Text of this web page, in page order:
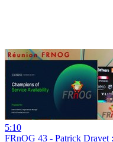
5:10
FRnOG 43 - Patrick Dravet